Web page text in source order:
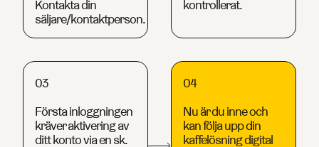
Kontakta din
säljare/kontaktperson.
kontrollerat.
03
Första inloggningen
kräver aktivering av
ditt konto via en sk.
04
Nu är du inne och
kan följa upp din
kaffelösning digital